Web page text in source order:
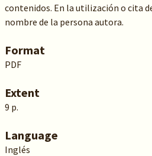
contenidos. En la utilización o cita
nombre de la persona autora.
Format
PDF
Extent
9 p.
Language
Inglés